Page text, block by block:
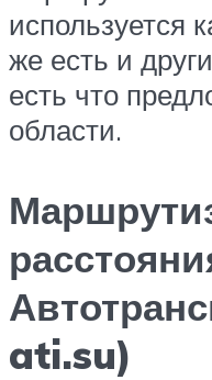
используется
же есть и
есть что
области.
ati.su)